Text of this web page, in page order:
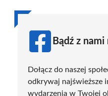
Bądź z
Dołącz do naszej
odkrywaj najświeższe
wydarzenia w Twojej